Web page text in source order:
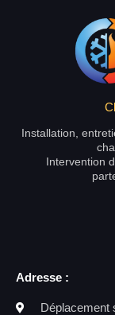
Installation,
Intervention
Adresse :
Déplacement